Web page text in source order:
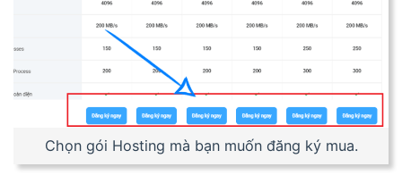
Chọn gói Hosting mà bạn muốn đăng ký mua.